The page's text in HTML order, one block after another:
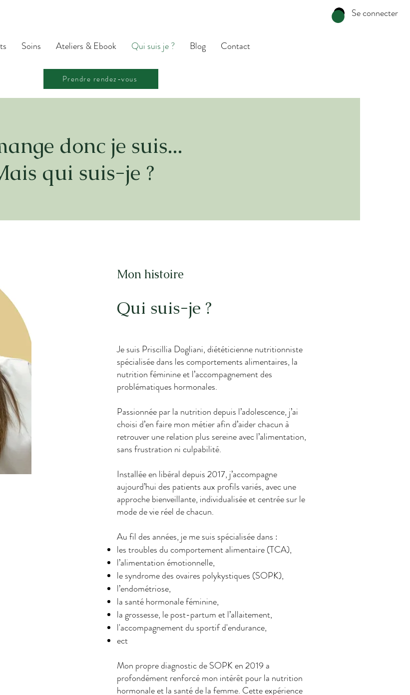
Soins Ateliers & Ebook Qui suis je ? Blog Contact
Prendre rendez-vous
Se connecter
donc je suis...
qui suis-je ?
Mon histoire
Qui suis-je ?
Je suis Priscillia Dogliani, diététicienne nutritionniste
spécialisée dans les comportements alimentaires, la
nutrition féminine et l’accompagnement des
problématiques hormonales.
Passionnée par la nutrition depuis l’adolescence, j’ai
choisi d’en faire mon métier afin d’aider chacun à
retrouver une relation plus sereine avec l’alimentation,
sans frustration ni culpabilité.
Installée en libéral depuis 2017, j’accompagne
aujourd’hui des patients aux profils variés, avec une
approche bienveillante, individualisée et centrée sur le
mode de vie réel de chacun.
Au fil des années, je me suis spécialisée dans :
les troubles du comportement alimentaire (TCA),
l’alimentation émotionnelle,
le syndrome des ovaires polykystiques (SOPK),
l’endométriose,
la santé hormonale féminine,
la grossesse, le post-partum et l’allaitement,
l'accompagnement du sportif d'endurance,
ect
Mon propre diagnostic de SOPK en 2019 a
profondément renforcé mon intérêt pour la nutrition
hormonale et la santé de la femme. Cette expérience